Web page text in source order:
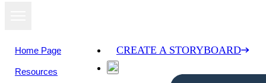
Home Page
Resources
CREATE A STORYBOARD